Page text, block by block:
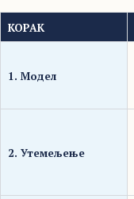
КОРАК
1. Модел
2. Утемељење